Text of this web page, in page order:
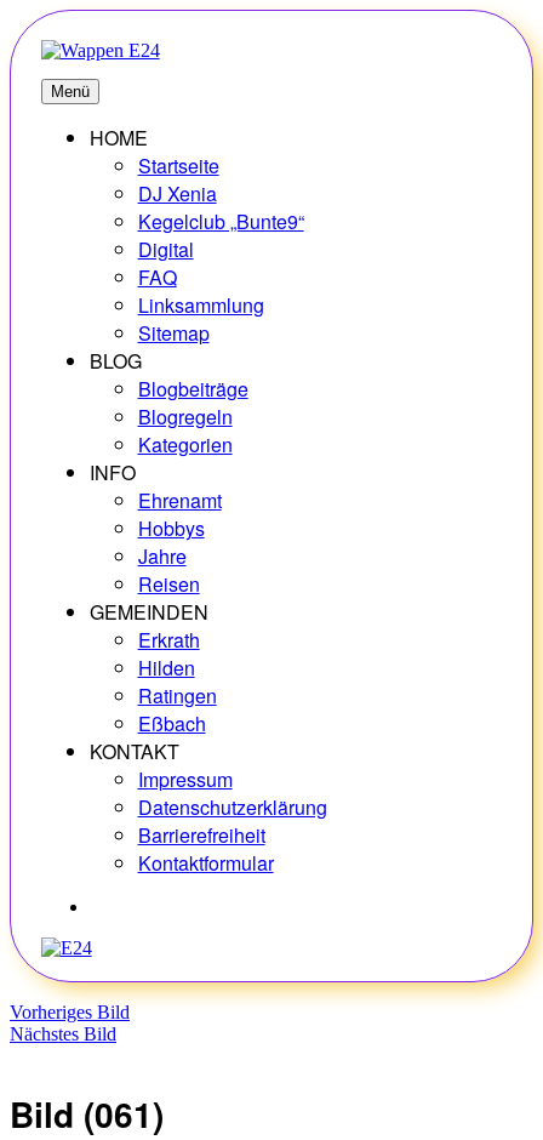
Zum
Inhalt
springen
E24
Erlebnisse – Hobbys – Vielfalt
Menü
HOME
Startseite
DJ Xenia
Kegelclub „Bunte9“
Digital
FAQ
Linksammlung
Sitemap
BLOG
Blogbeiträge
Blogregeln
Kategorien
INFO
Ehrenamt
Hobbys
Jahre
Reisen
GEMEINDEN
Erkrath
Hilden
Ratingen
Eßbach
KONTAKT
Impressum
Datenschutzerklärung
Barrierefreiheit
Kontaktformular
Vorheriges Bild
Nächstes Bild
Bild (061)